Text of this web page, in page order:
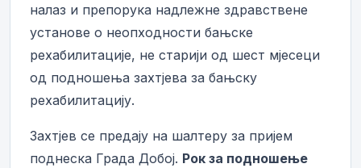
налаз и препорука надлежне здравствене
установе о неопходности бањске
рехабилитације, не старији од шест мјесеци
од подношења захтјева за бањску
рехабилитацију.
Захтјев се предају на шалтеру за пријем
поднеска Града Добој. Рок за подношење